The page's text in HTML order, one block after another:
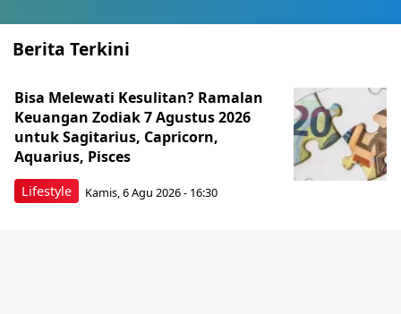
Berita Terkini
Lifestyle
Bisa Melewati Kesulitan? Ramalan
Keuangan Zodiak 7 Agustus 2026
untuk Sagitarius, Capricorn,
Aquarius, Pisces
Kamis, 6 Agu 2026 - 16:30